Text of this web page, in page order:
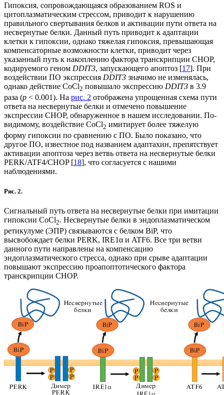
Гипоксия, сопровождающаяся образованием ROS и
цитоплазматическим стрессом, приводит к нарушению
правильного свертывания белков и активации пути ответа на
несвернутые белки. Данный путь приводит к адаптации
клетки к гипоксии, однако тяжелая гипоксия, превышающая
компенсаторные возможности клетки, приводит через
указанный путь к накоплению фактора транскрипции CHOP,
кодируемого геном DDIT3, запускающего апоптоз [17]. При
воздействии ПО экспрессия DDIT3 значимо не изменялась,
однако действие CoCl2 повышало экспрессию DDIT3 в 3.9
раза (p < 0.001). На рис. 2 отображена упрощенная схема пути
ответа на несвернутые белки и отмечено повышение
экспрессии CHOP, обнаруженное в нашем исследовании. По-
видимому, воздействие CoCl2 имитирует более тяжелую
форму гипоксии по сравнению с ПО. Было показано, что
другое ПО, известное под названием адаптахин, препятствует
активации апоптоза через ветвь ответа на несвернутые белки
PERK/ATF4/CHOP [18], что согласуется с нашими
наблюдениями.
Рис. 2.
Сигнальный путь ответа на несвернутые белки при имитации
гипоксии CoCl2. Несвернутые белки в эндоплазматическом
ретикулуме (ЭПР) связываются с белком BiP, что
высвобождает белки PERK, IRE1α и ATF6. Все три ветви
данного пути направлены на компенсацию
эндоплазматического стресса, однако при срыве адаптации
повышают экспрессию проапоптотического фактора
транскрипции CHOP.